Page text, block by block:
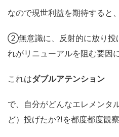
なので現世利益を期待すると
②無意識に、反射的に放り投
れがリニューアルを阻む要因
これはダブルアテンション
で、自分がどんなエレメンタ
ど）投げたか⁈を都度都度観